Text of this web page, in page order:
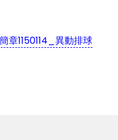
章1150114_異動排球